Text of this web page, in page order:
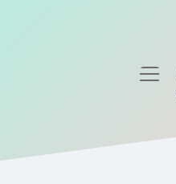
Gizlilik Politikası